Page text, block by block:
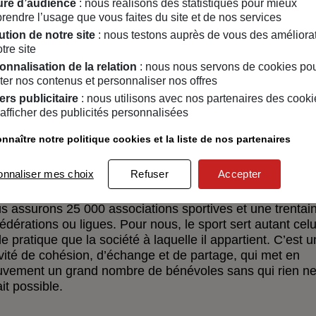
loin. Nous accompagnons nos partenaires dans leur
Pour cela, nous avons mis en place un
d’objectifs écologiques. Avec ce principe d’éco
nos partenaires dans leurs ambitions et
accompagne le monde sportif
assurons 25 000 associations sportives et une
ou ligues. Pour nous, le sport sert autant
pratique que la société à laquelle il appartient. C’est
de cohésion, d’échange et de partage, qui met en
un grand nombre de bénévoles sans qui rien ne
possible.
d’audience : nous réalisons des statistiques pour mieux
l’usage que vous faites du site et de nos services
de notre site : nous testons auprès de vous des
site
de la relation : nous nous servons de cookies
nos contenus et personnaliser nos offres
publicitaire : nous utilisons avec nos partenaires des
des publicités personnalisées
notre politique cookies et la liste de nos partenaires
mes choix Refuser Accepter